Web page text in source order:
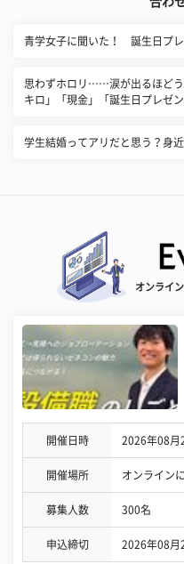
青学女子に聞いた！ 誕生日プレ
思わずホロリ……涙が出るほどう
キロ」「現金」「誕生日プレゼン
学生結婚ってアリだと思う？身
オンライ
開催日時 2026年08月
開催場所 オンライン
募集人数 300名
申込締切 2026年08月